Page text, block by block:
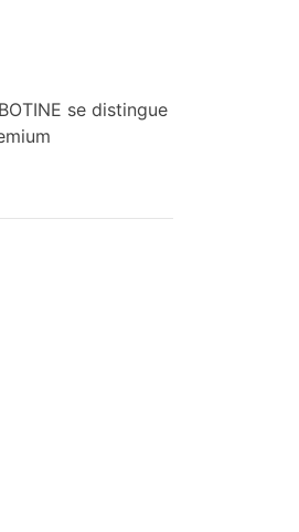
se distingue